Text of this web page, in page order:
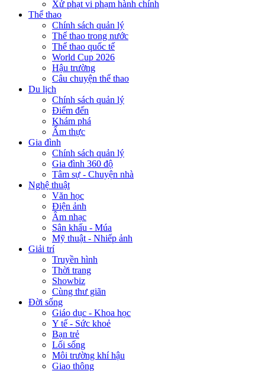
Xử phạt vi phạm hành chính
Thể thao
Chính sách quản lý
Thể thao trong nước
Thể thao quốc tế
World Cup 2026
Hậu trường
Câu chuyện thể thao
Du lịch
Chính sách quản lý
Điểm đến
Khám phá
Ẩm thực
Gia đình
Chính sách quản lý
Gia đình 360 độ
Tâm sự - Chuyện nhà
Nghệ thuật
Văn học
Điện ảnh
Âm nhạc
Sân khấu - Múa
Mỹ thuật - Nhiếp ảnh
Giải trí
Truyền hình
Thời trang
Showbiz
Cùng thư giãn
Đời sống
Giáo dục - Khoa học
Y tế - Sức khoẻ
Bạn trẻ
Lối sống
Môi trường khí hậu
Giao thông